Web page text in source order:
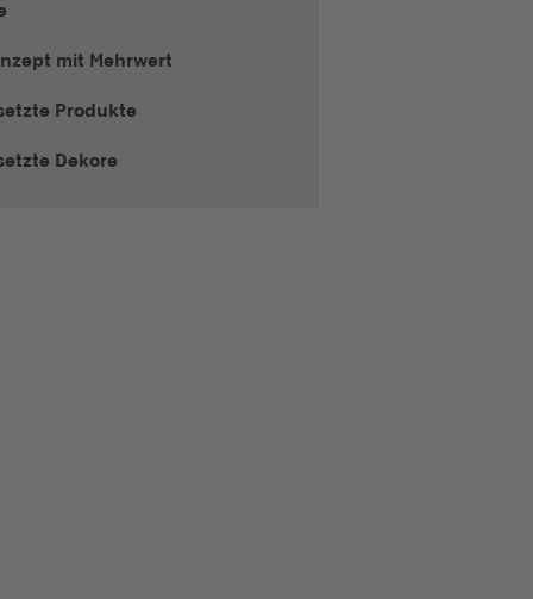
mit Mehrwert
Produkte
Dekore